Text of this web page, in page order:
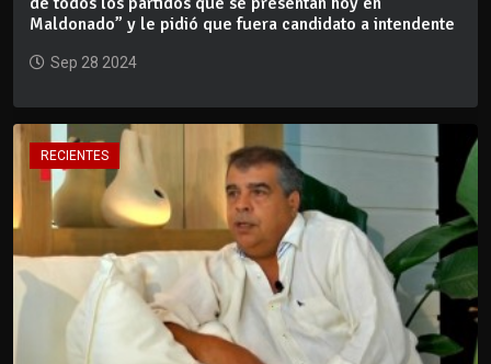
Maldonado” y le pidió que fuera candidato a intendente
Sep 28 2024
RECIENTES